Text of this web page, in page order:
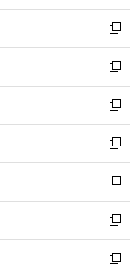
開
く
ウ
で
開
く
ン
ド
ウ
で
開
く
ウ
ィ
ン
ド
ウ
で
開
く
新
し
い
ウ
ィ
ン
ド
ウ
で
開
く
新
し
い
ウ
ィ
ン
ド
ウ
で
開
く
新
し
い
ウ
ィ
ン
ド
ウ
で
新
し
い
ウ
ィ
ン
ド
新
し
い
ウ
ィ
新
し
い
新